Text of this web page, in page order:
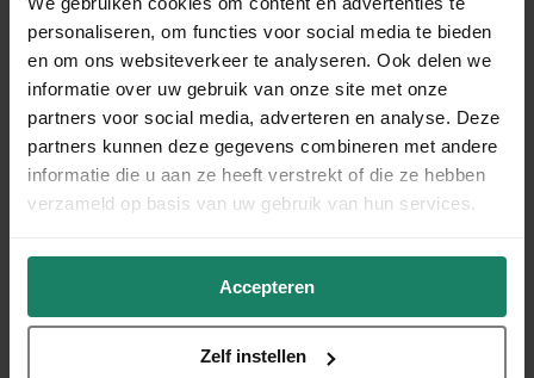
personaliseren, om functies voor social media te bieden
en om ons websiteverkeer te analyseren. Ook delen we
informatie over uw gebruik van onze site met onze
partners voor social media, adverteren en analyse. Deze
partners kunnen deze gegevens combineren met andere
informatie die u aan ze heeft verstrekt of die ze hebben
verzameld op basis van uw gebruik van hun services.
Accepteren
Zelf instellen